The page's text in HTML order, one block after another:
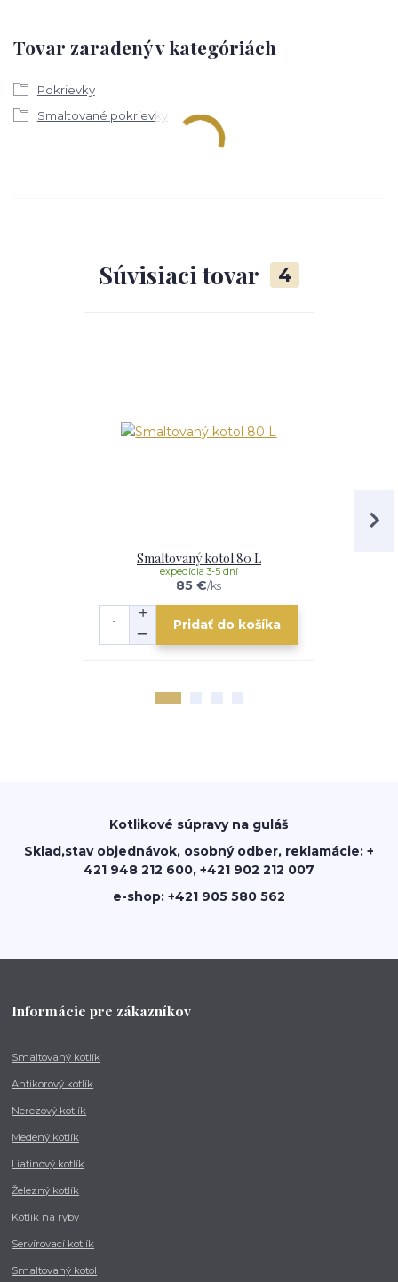
Tovar zaradený v kategóriách
Pokrievky
Smaltované pokrievky
Súvisiaci tovar 4
Smaltovaný kotol 80 L
85 €/ks
expedícia 3-5 dní
Pridať do košíka
Kotlikové súpravy na guláš
Sklad,stav objednávok, osobný odber, reklamácie: +
421 948 212 600, +421 902 212 007
e-shop: +421 905 580 562
Informácie pre zákazníkov
Smaltovaný kotlík
Antikorový kotlík
Nerezový kotlík
Medený kotlík
Liatinový kotlík
Železný kotlík
Kotlík na ryby
Servírovací kotlík
Smaltovaný kotol